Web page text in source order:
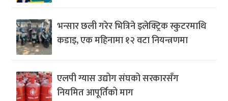
भन्सार छली गरेर भित्रिने इलेक्ट्रिक स्कुटरमाथि
कडाइ, एक महिनामा १२ वटा नियन्त्रणमा
एलपी ग्यास उद्योग संघको सरकारसँग
नियमित आपूर्तिको माग